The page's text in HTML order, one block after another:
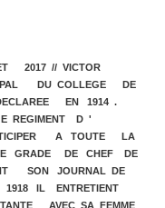
2017 // VICTOR
DU COLLEGE DE
EN 1914 .
REGIMENT D '
A TOUTE LA
GRADE DE CHEF DE
SON JOURNAL DE
IL ENTRETIENT
AVEC SA FEMME